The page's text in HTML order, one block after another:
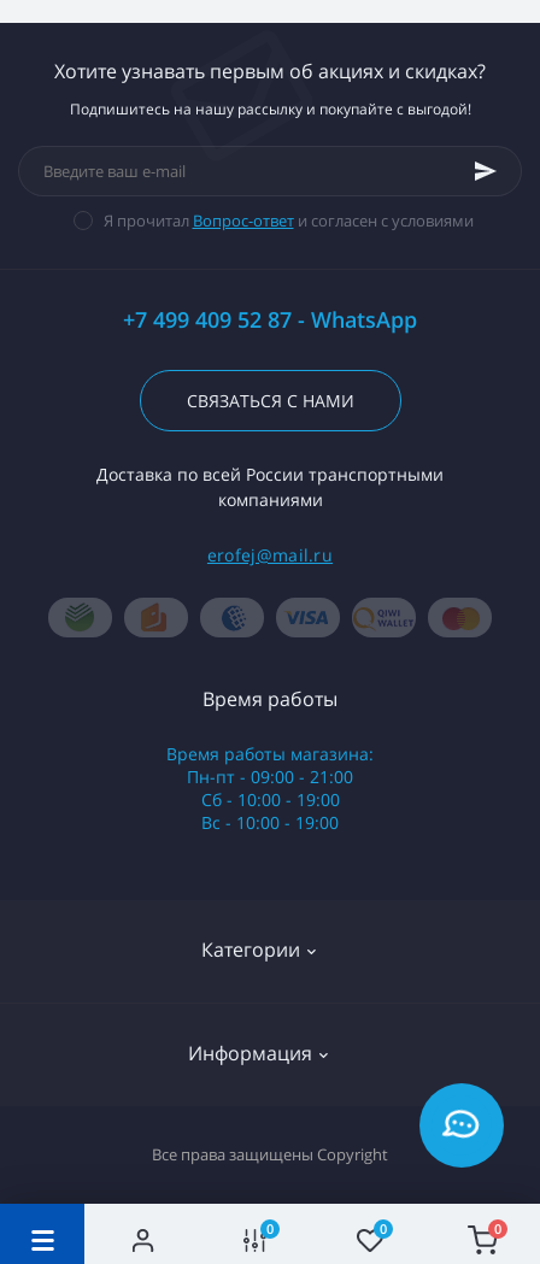
0 0 0
Хотите узнавать первым об акциях и скидках?
Подпишитесь на нашу рассылку и покупайте с выгодой!
Я прочитал Вопрос-ответи согласен с условиями
+7 499 409 52 87 - WhatsApp
СВЯЗАТЬСЯ С НАМИ
Доставка по всей России транспортными
компаниями
erofej@mail.ru
Категории
Российские сигареты
Информация
Вопрос-ответ
Время работы
Время работы магазина:
Пн-пт - 09:00 - 21:00
Сб - 10:00 - 19:00
Вс - 10:00 - 19:00
Все права защищены Copyright